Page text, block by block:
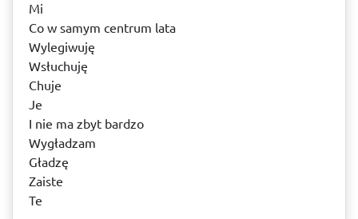
Mi
Co w samym centrum lata
Wylegiwuję
Wsłuchuję
Chuje
Je
I nie ma zbyt bardzo
Wygładzam
Gładzę
Zaiste
Te